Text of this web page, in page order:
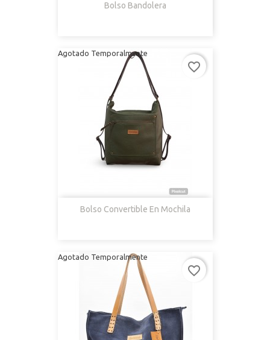
Bolso Bandolera
Bolso Convertible En Mochila
Agotado Temporalmente
favorite_border
Agotado Temporalmente
favorite_border